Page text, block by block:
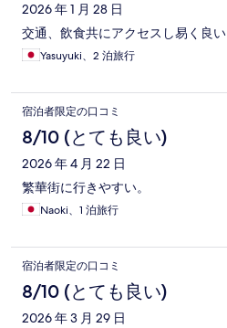
2026 年 1 月 28 日
交通、飲食共にアクセスし易く良い
Yasuyuki、2 泊旅行
宿泊者限定の口コミ
8/10 (とても良い)
2026 年 4 月 22 日
繁華街に行きやすい。
Naoki、1 泊旅行
宿泊者限定の口コミ
8/10 (とても良い)
2026 年 3 月 29 日